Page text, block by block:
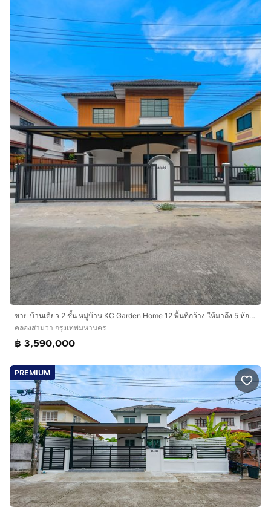
ขาย บ้านเดี่ยว 2 ชั้น หมู่บ้าน KC Garden Home 12 พื้นที่กว้าง ให้มาถึง 5 ห้องนอน 3 ห้องน้ำ มีพื้นที่นั่งเล่น เฟอร์นิเจอร์ครบ
คลองสามวา กรุงเทพมหานคร
฿ 3,590,000
PREMIUM